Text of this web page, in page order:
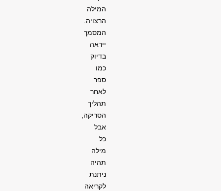
המילה
הרצויה.
המסמך
ייראה
בדיוק
כמו
ספר
לאחר
תהליך
הסריקה,
אבל
כל
מילה
תהיה
ניתנת
לקריאה